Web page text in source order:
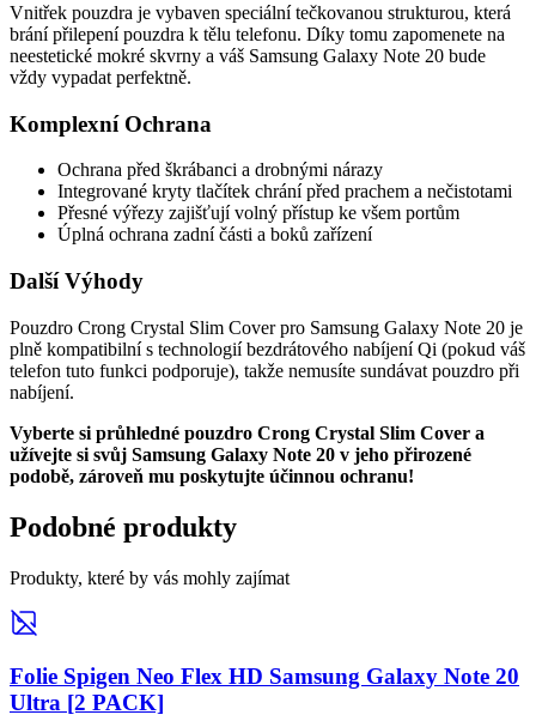
Vnitřek pouzdra je vybaven speciální tečkovanou strukturou, která
brání přilepení pouzdra k tělu telefonu. Díky tomu zapomenete na
neestetické mokré skvrny a váš Samsung Galaxy Note 20 bude
vždy vypadat perfektně.
Komplexní Ochrana
Ochrana před škrábanci a drobnými nárazy
Integrované kryty tlačítek chrání před prachem a nečistotami
Přesné výřezy zajišťují volný přístup ke všem portům
Úplná ochrana zadní části a boků zařízení
Další Výhody
Pouzdro Crong Crystal Slim Cover pro Samsung Galaxy Note 20 je
plně kompatibilní s technologií bezdrátového nabíjení Qi (pokud váš
telefon tuto funkci podporuje), takže nemusíte sundávat pouzdro při
nabíjení.
Vyberte si průhledné pouzdro Crong Crystal Slim Cover a
užívejte si svůj Samsung Galaxy Note 20 v jeho přirozené
podobě, zároveň mu poskytujte účinnou ochranu!
Podobné produkty
Produkty, které by vás mohly zajímat
Folie Spigen Neo Flex HD Samsung Galaxy Note 20
Ultra [2 PACK]